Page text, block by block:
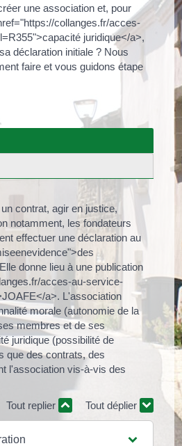
une association et, pour
collanges.fr/acces-
juridique</a>,
déclaration initiale ? Nous
faire et vous guidons étape
contrat, agir en justice,
notamment, les fondateurs
effectuer une déclaration au
donne lieu à une publication
acces-au-service-
a>. L'association
morale (autonomie de la
membres et de ses
juridique (possibilité de
que des contrats, des
l'association vis-à-vis des
Tout replier
Tout déplier